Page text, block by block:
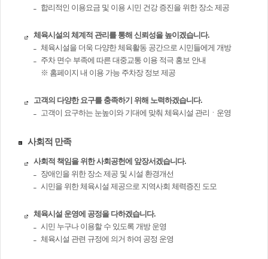
합리적인 이용요금 및 이용 시민 건강 증진을 위한 장소 제공
체육시설의 체계적 관리를 통해 신뢰성을 높이겠습니다.
체육시설을 더욱 다양한 체육활동 공간으로 시민들에게 개방
주차 면수 부족에 따른 대중교통 이용 적극 홍보 안내
※ 홈페이지 내 이용 가능 주차장 정보 제공
고객의 다양한 요구를 충족하기 위해 노력하겠습니다.
고객이 요구하는 눈높이와 기대에 맞춰 체육시설 관리ㆍ운영
사회적 만족
사회적 책임을 위한 사회공헌에 앞장서겠습니다.
장애인을 위한 장소 제공 및 시설 환경개선
시민을 위한 체육시설 제공으로 지역사회 체력증진 도모
체육시설 운영에 공정을 다하겠습니다.
시민 누구나 이용할 수 있도록 개방 운영
체육시설 관련 규정에 의거 하여 공정 운영